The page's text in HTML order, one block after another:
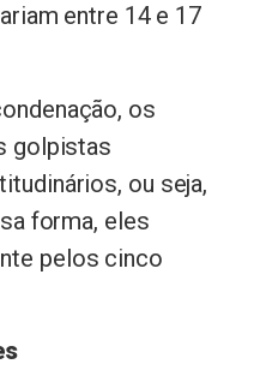
entre 14 e 17
os
golpistas
ou seja,
forma, eles
pelos cinco